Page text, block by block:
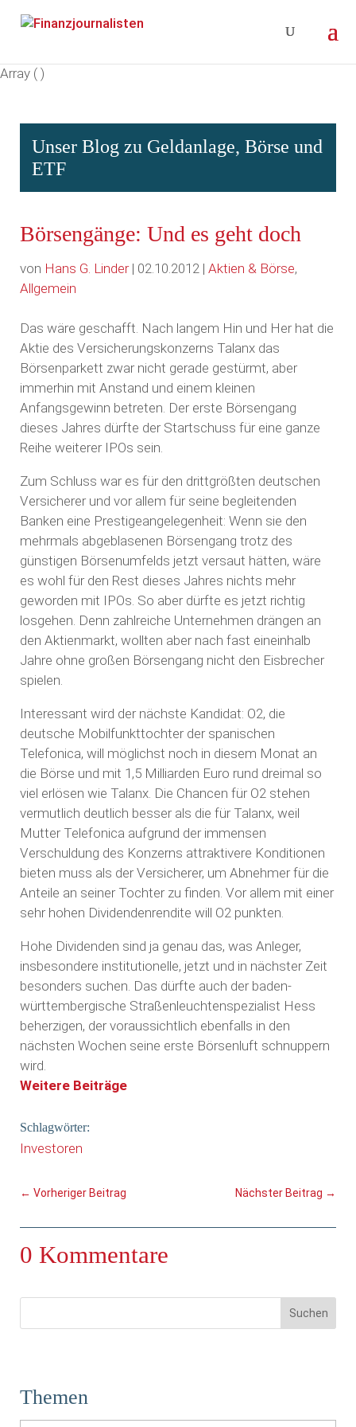
Array ( )
Unser Blog zu Geldanlage, Börse und
ETF
Börsengänge: Und es geht doch
von Hans G. Linder| 02.10.2012 | Aktien & Börse,
Allgemein
Das wäre geschafft. Nach langem Hin und Her hat die
Aktie des Versicherungskonzerns Talanx das
Börsenparkett zwar nicht gerade gestürmt, aber
immerhin mit Anstand und einem kleinen
Anfangsgewinn betreten. Der erste Börsengang
dieses Jahres dürfte der Startschuss für eine ganze
Reihe weiterer IPOs sein.
Zum Schluss war es für den drittgrößten deutschen
Versicherer und vor allem für seine begleitenden
Banken eine Prestigeangelegenheit: Wenn sie den
mehrmals abgeblasenen Börsengang trotz des
günstigen Börsenumfelds jetzt versaut hätten, wäre
es wohl für den Rest dieses Jahres nichts mehr
geworden mit IPOs. So aber dürfte es jetzt richtig
losgehen. Denn zahlreiche Unternehmen drängen an
den Aktienmarkt, wollten aber nach fast eineinhalb
Jahre ohne großen Börsengang nicht den Eisbrecher
spielen.
Interessant wird der nächste Kandidat: O2, die
deutsche Mobilfunkttochter der spanischen
Telefonica, will möglichst noch in diesem Monat an
die Börse und mit 1,5 Milliarden Euro rund dreimal so
viel erlösen wie Talanx. Die Chancen für O2 stehen
vermutlich deutlich besser als die für Talanx, weil
Mutter Telefonica aufgrund der immensen
Verschuldung des Konzerns attraktivere Konditionen
bieten muss als der Versicherer, um Abnehmer für die
Anteile an seiner Tochter zu finden. Vor allem mit einer
sehr hohen Dividendenrendite will O2 punkten.
Hohe Dividenden sind ja genau das, was Anleger,
insbesondere institutionelle, jetzt und in nächster Zeit
besonders suchen. Das dürfte auch der baden-
württembergische Straßenleuchtenspezialist Hess
beherzigen, der voraussichtlich ebenfalls in den
nächsten Wochen seine erste Börsenluft schnuppern
wird.
Weitere Beiträge
Schlagwörter:
Investoren
← Vorheriger Beitrag Nächster Beitrag →
0 Kommentare
Themen